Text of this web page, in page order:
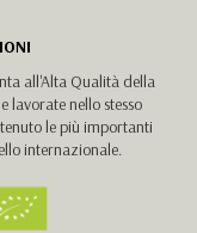
all'Alta Qualità della
lavorate nello stesso
le più importanti
internazionale.